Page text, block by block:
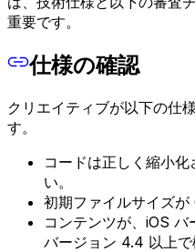
重要です。
仕様の確認
クリエイティブが以下の仕
す。
コードは正しく縮小
い。
初期ファイルサイズが
コンテンツが、iOS
バージョン 4.4 以上で